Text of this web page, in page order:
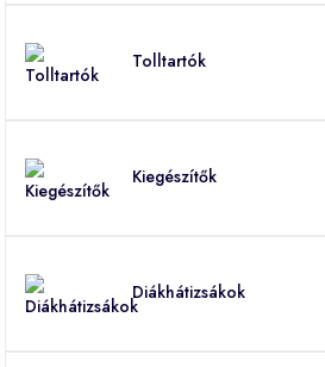
Tolltartók
Kiegészítők
Diákhátizsákok